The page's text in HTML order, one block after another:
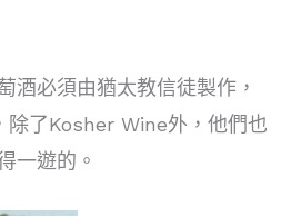
酒必須由猶太教信徒製作，
除了Kosher Wine外，他們也
一遊的。